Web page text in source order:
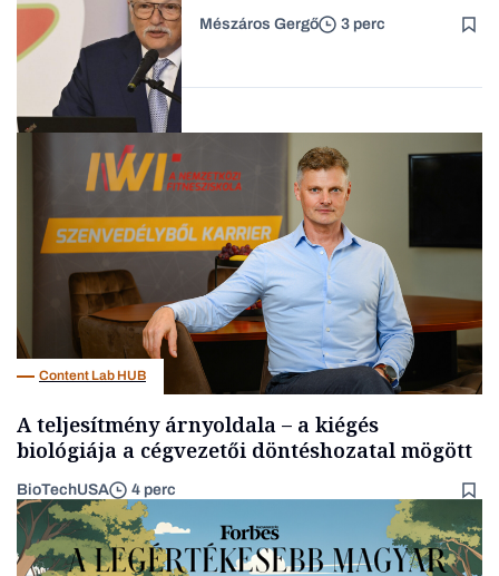
Családi
vállalkozások
Befektetés
Mészáros Gergő 3 perc
Content Lab HUB
A teljesítmény árnyoldala – a kiégés
biológiája a cégvezetői döntéshozatal mögött
BioTechUSA 4 perc